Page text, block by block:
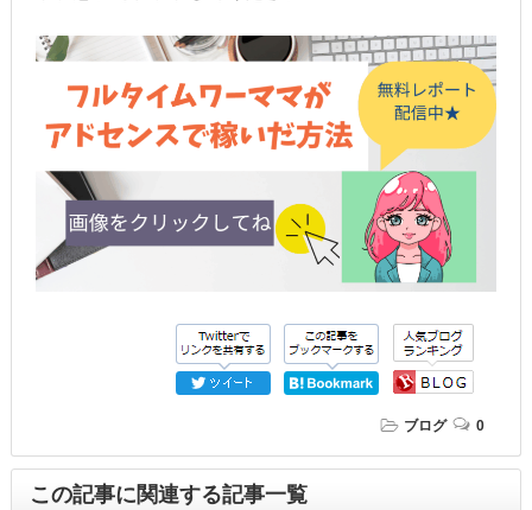
ブログ 0
この記事に関連する記事一覧